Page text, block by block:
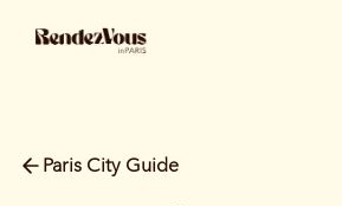
Paris City Guide